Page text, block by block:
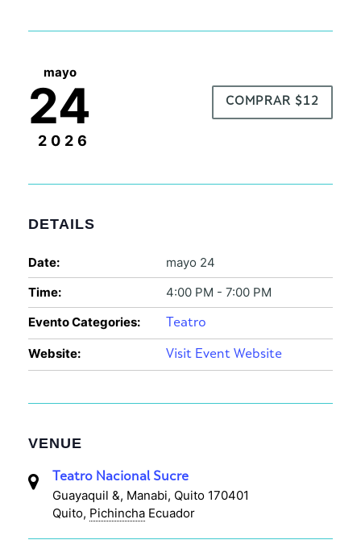
mayo
24
2026
COMPRAR $12
DETAILS
Date:
mayo 24
Time:
4:00 PM - 7:00 PM
Evento Categories:
Teatro
Website: Visit Event Website
VENUE
Teatro Nacional Sucre
Guayaquil &, Manabi, Quito 170401
Quito, Pichincha Ecuador